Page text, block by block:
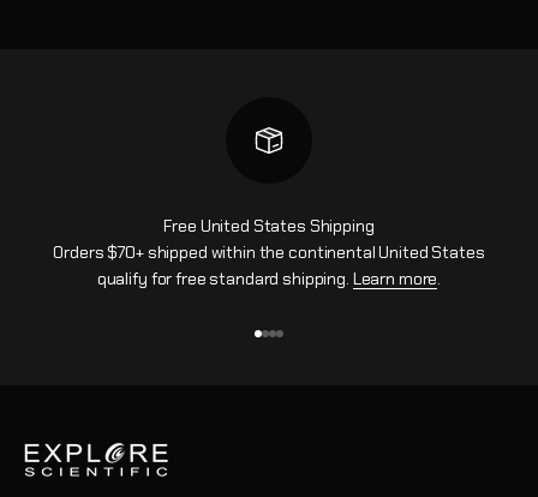
Free United States Shipping
Orders $70+ shipped within the continental United States
qualify for free standard shipping. Learn more.